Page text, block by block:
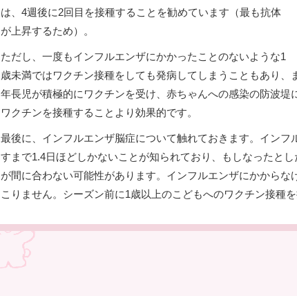
は、4週後に2回目を接種することを勧めています（最も抗体
が上昇するため）。
ただし、一度もインフルエンザにかかったことのないような1
歳未満ではワクチン接種をしても発病してしまうこともあり、
年長児が積極的にワクチンを受け、赤ちゃんへの感染の防波堤
ワクチンを接種することより効果的です。
最後に、インフルエンザ脳症について触れておきます。インフ
すまで1.4日ほどしかないことが知られており、もしなったと
が間に合わない可能性があります。インフルエンザにかからな
こりません。シーズン前に1歳以上のこどもへのワクチン接種